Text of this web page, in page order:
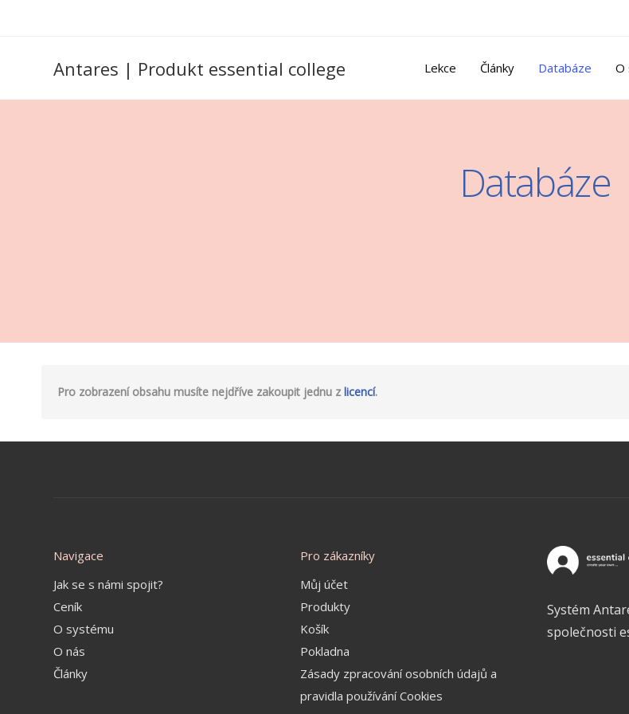
Antares | Produkt essential college Lekce Články Databáze O
Databáze
Pro zobrazení obsahu musíte nejdříve zakoupit jednu z licencí.
Navigace
Jak se s námi spojit?
Ceník
O systému
O nás
Články
Pro zákazníky
Můj účet
Produkty
Košík
Pokladna
Zásady zpracování osobních údajů a
pravidla používání Cookies
Systém
společnosti